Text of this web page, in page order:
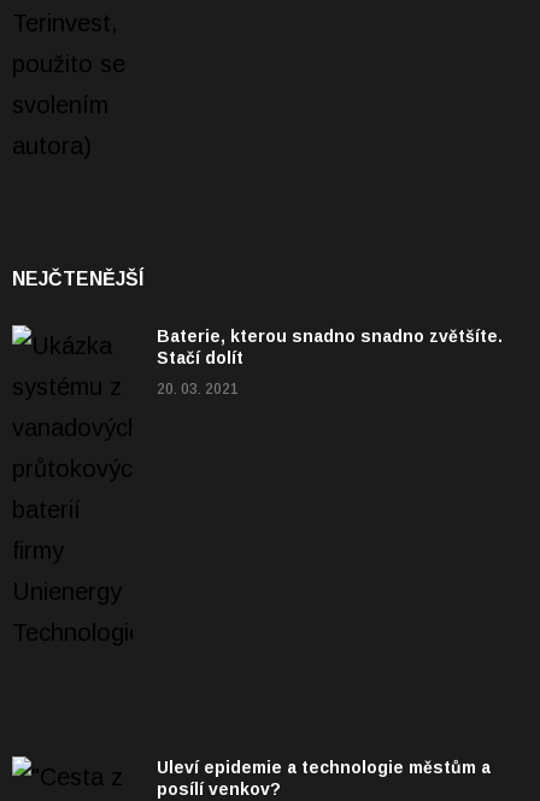
NEJČTENĚJŠÍ
Baterie, kterou snadno snadno zvětšíte.
Stačí dolít
20. 03. 2021
Uleví epidemie a technologie městům a
posílí venkov?